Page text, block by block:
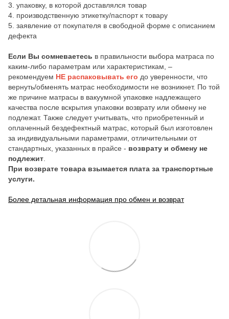
3. упаковку, в которой доставлялся товар
4. производственную этикетку/паспорт к товару
5. заявление от покупателя в свободной форме с описанием
дефекта
Если Вы сомневаетесь в правильности выбора матраса по
каким-либо параметрам или характеристикам, –
рекомендуем НЕ распаковывать его до уверенности, что
вернуть/обменять матрас необходимости не возникнет. По той
же причине матрасы в вакуумной упаковке надлежащего
качества после вскрытия упаковки возврату или обмену не
подлежат. Также следует учитывать, что приобретенный и
оплаченный бездефектный матрас, который был изготовлен
за индивидуальными параметрами, отличительными от
стандартных, указанных в прайсе - возврату и обмену не
подлежит
При возврате товара взымается плата за транспортные
услуги.
Более детальная информация про обмен и возврат